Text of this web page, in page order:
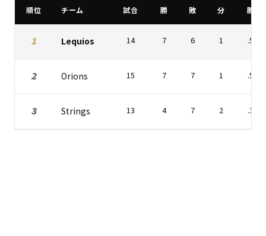
順位 チーム 試合 勝 敗 分 勝率
1 Lequios 14 7 6 1 .538
2 Orions 15 7 7 1 .500
3 Strings 13 4 7 2 .364